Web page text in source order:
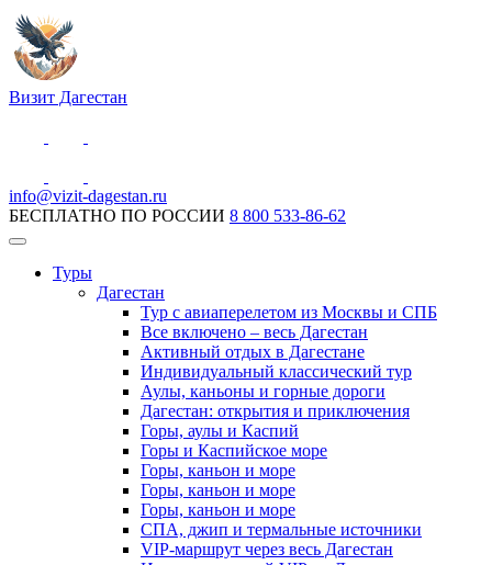
Визит Дагестан
info@vizit-dagestan.ru
БЕСПЛАТНО ПО РОССИИ 8 800 533-86-62
Туры
Дагестан
Тур с авиаперелетом из Москвы и СПБ
Все включено – весь Дагестан
Активный отдых в Дагестане
Индивидуальный классический тур
Аулы, каньоны и горные дороги
Дагестан: открытия и приключения
Горы, аулы и Каспий
Горы и Каспийское море
Горы, каньон и море
Горы, каньон и море
Горы, каньон и море
СПА, джип и термальные источники
VIP-маршрут через весь Дагестан